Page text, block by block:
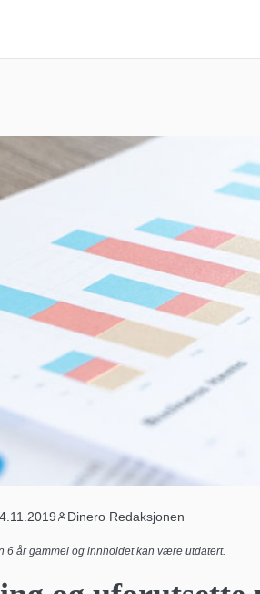
Dinero Redaksjonen
6 år gammel og innholdet kan være utdatert.